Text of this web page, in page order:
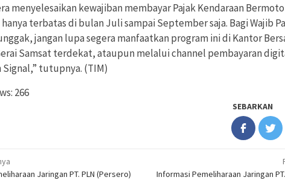
menyelesaikan kewajiban membayar Pajak Kendaraan
terbatas di bulan Juli sampai September saja. Bagi Wajib
jangan lupa segera manfaatkan program ini di Kantor
Samsat terdekat, ataupun melalui channel pembayaran
Signal,” tutupnya. (TIM)
266
SEBARKAN
Jaringan PT. PLN (Persero)
Informasi Pemeliharaan Jaringan